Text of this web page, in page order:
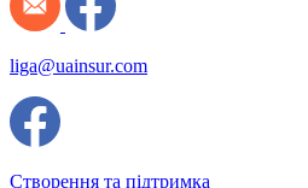
liga@uainsur.com
Створення та підтримка